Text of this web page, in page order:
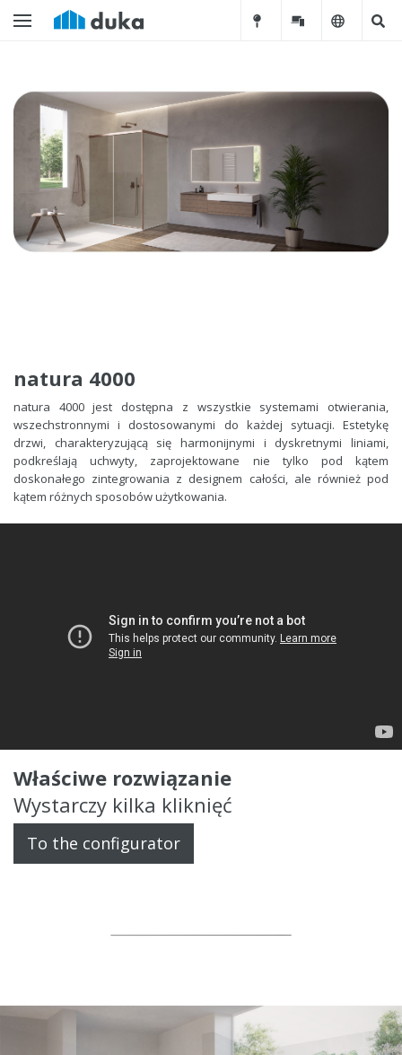
natura 4000
natura 4000 jest dostępna z wszystkie systemami otwierania,
wszechstronnymi i dostosowanymi do każdej sytuacji. Estetykę
drzwi, charakteryzującą się harmonijnymi i dyskretnymi liniami,
podkreślają uchwyty, zaprojektowane nie tylko pod kątem
doskonałego zintegrowania z designem całości, ale również pod
kątem różnych sposobów użytkowania.
Właściwe rozwiązanie
Wystarczy kilka kliknięć
To the configurator